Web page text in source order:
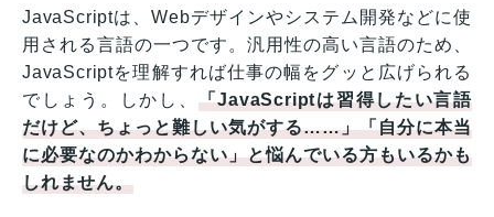
JavaScriptは、Webデザインやシステム開発などに使
用される言語の一つです。汎用性の高い言語のため、
JavaScriptを理解すれば仕事の幅をグッと広げられる
でしょう。しかし、 「JavaScriptは習得したい言語
だけど、ちょっと難しい気がする……」「自分に本当
に必要なのかわからない」と悩んでいる方もいるかも
しれません。